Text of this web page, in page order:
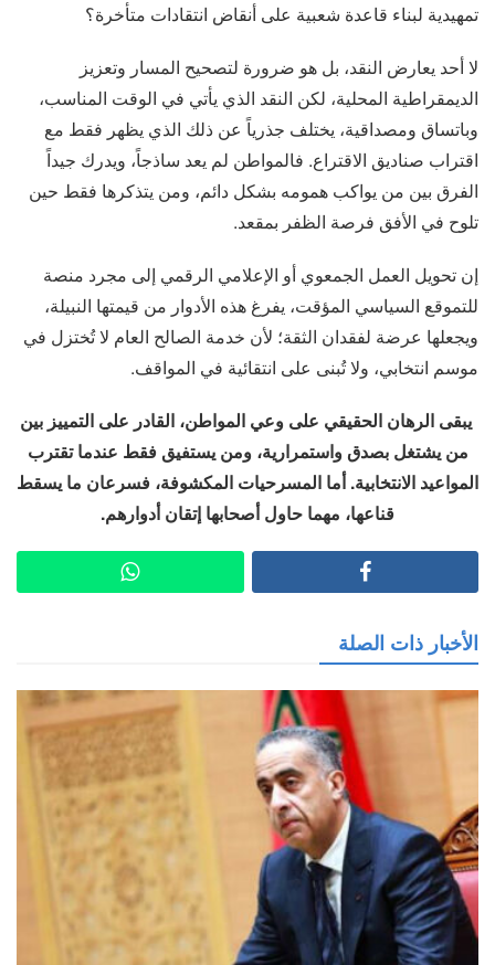
تمهيدية لبناء قاعدة شعبية على أنقاض انتقادات متأخرة؟
لا أحد يعارض النقد، بل هو ضرورة لتصحيح المسار وتعزيز
الديمقراطية المحلية، لكن النقد الذي يأتي في الوقت المناسب،
وباتساق ومصداقية، يختلف جذرياً عن ذلك الذي يظهر فقط مع
اقتراب صناديق الاقتراع. فالمواطن لم يعد ساذجاً، ويدرك جيداً
الفرق بين من يواكب همومه بشكل دائم، ومن يتذكرها فقط حين
تلوح في الأفق فرصة الظفر بمقعد.
إن تحويل العمل الجمعوي أو الإعلامي الرقمي إلى مجرد منصة
للتموقع السياسي المؤقت، يفرغ هذه الأدوار من قيمتها النبيلة،
ويجعلها عرضة لفقدان الثقة؛ لأن خدمة الصالح العام لا تُختزل في
موسم انتخابي، ولا تُبنى على انتقائية في المواقف.
يبقى الرهان الحقيقي على وعي المواطن، القادر على التمييز بين
من يشتغل بصدق واستمرارية، ومن يستفيق فقط عندما تقترب
المواعيد الانتخابية. أما المسرحيات المكشوفة، فسرعان ما يسقط
قناعها، مهما حاول أصحابها إتقان أدوارهم.
الأخبار ذات الصلة